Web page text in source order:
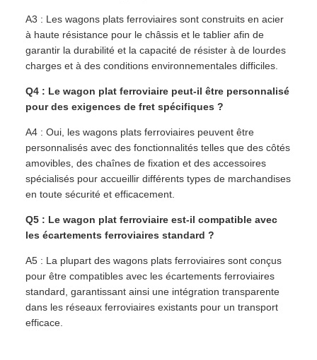
A3 : Les wagons plats ferroviaires sont construits en acier
à haute résistance pour le châssis et le tablier afin de
garantir la durabilité et la capacité de résister à de lourdes
charges et à des conditions environnementales difficiles.
Q4 : Le wagon plat ferroviaire peut-il être personnalisé
pour des exigences de fret spécifiques ?
A4 : Oui, les wagons plats ferroviaires peuvent être
personnalisés avec des fonctionnalités telles que des côtés
amovibles, des chaînes de fixation et des accessoires
spécialisés pour accueillir différents types de marchandises
en toute sécurité et efficacement.
Q5 : Le wagon plat ferroviaire est-il compatible avec
les écartements ferroviaires standard ?
A5 : La plupart des wagons plats ferroviaires sont conçus
pour être compatibles avec les écartements ferroviaires
standard, garantissant ainsi une intégration transparente
dans les réseaux ferroviaires existants pour un transport
efficace.